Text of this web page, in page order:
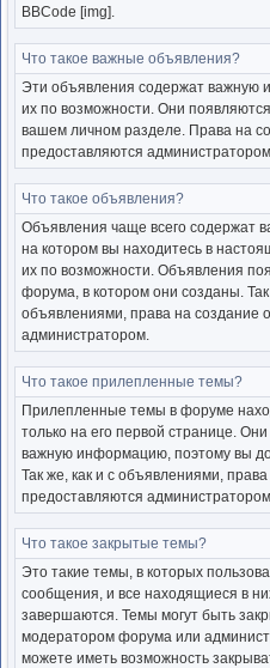
BBCode [img].
Что такое важные объявления?
Эти объявления содержат важную
их по возможности. Они
вашем личном разделе. Права на
предоставляются
Что такое объявления?
Объявления чаще всего
на котором вы находитесь в
их по возможности. Объявления
форума, в котором они созданы.
объявлениями, права на создание
администратором.
Что такое прилепленные темы?
Прилепленные темы в форуме
только на его первой странице.
важную информацию, поэтому вы
Так же, как и с объявлениями,
предоставляются
Что такое закрытые темы?
Это такие темы, в которых
сообщения, и все находящиеся в
завершаются. Темы могут быть
модератором форума или
можете иметь возможность